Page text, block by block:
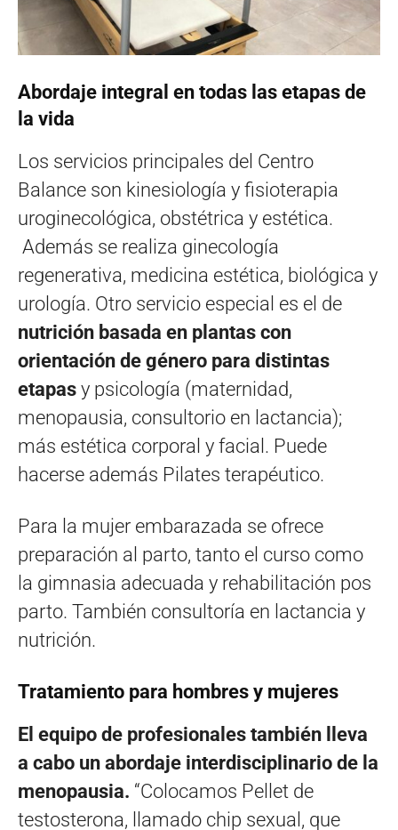
Abordaje integral en todas las etapas de
la vida
Los servicios principales del Centro
Balance son kinesiología y fisioterapia
uroginecológica, obstétrica y estética.
Además se realiza ginecología
regenerativa, medicina estética, biológica y
urología. Otro servicio especial es el de
nutrición basada en plantas con
orientación de género para distintas
etapas y psicología (maternidad,
menopausia, consultorio en lactancia);
más estética corporal y facial. Puede
hacerse además Pilates terapéutico.
Para la mujer embarazada se ofrece
preparación al parto, tanto el curso como
la gimnasia adecuada y rehabilitación pos
parto. También consultoría en lactancia y
nutrición.
Tratamiento para hombres y mujeres
El equipo de profesionales también lleva
a cabo un abordaje interdisciplinario de la
menopausia. “Colocamos Pellet de
testosterona, llamado chip sexual, que